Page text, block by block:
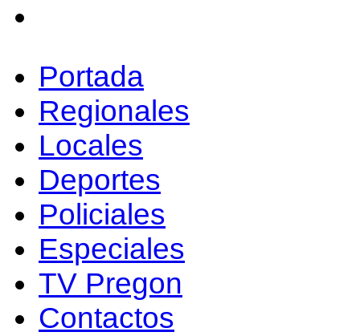
Portada
Regionales
Locales
Deportes
Policiales
Especiales
TV Pregon
Contactos